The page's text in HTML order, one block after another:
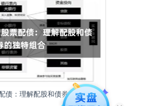
债：理解配股和债券的独特组